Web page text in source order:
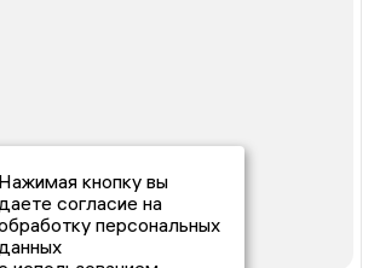
Нажимая кнопку вы
согласие на
персональных